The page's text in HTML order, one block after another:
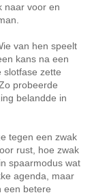
naar voor en
van hen speelt
kans na een
slotfase zette
probeerde
belandde in
tegen een zwak
rust, hoe zwak
spaarmodus wat
agenda, maar
een betere